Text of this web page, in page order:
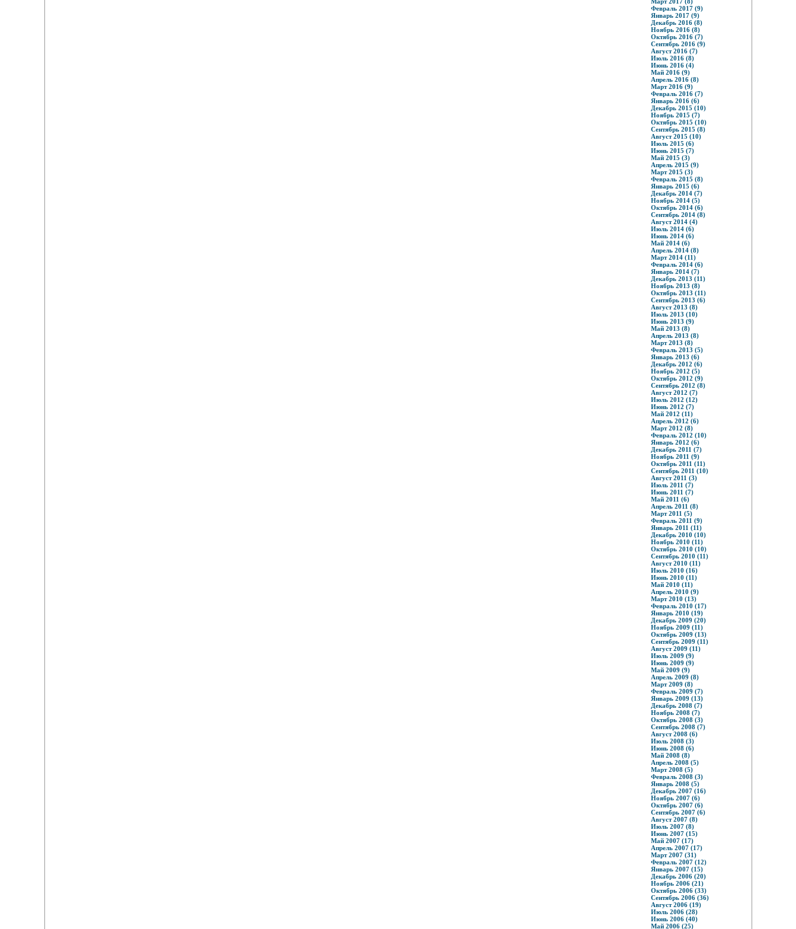
Февраль 2017 (9)
Январь 2017 (9)
Декабрь 2016 (8)
Ноябрь 2016 (8)
Октябрь 2016 (7)
Сентябрь 2016 (9)
Август 2016 (7)
Июль 2016 (8)
Июнь 2016 (4)
Май 2016 (9)
Апрель 2016 (8)
Март 2016 (9)
Февраль 2016 (7)
Январь 2016 (6)
Декабрь 2015 (10)
Ноябрь 2015 (7)
Октябрь 2015 (10)
Сентябрь 2015 (8)
Август 2015 (10)
Июль 2015 (6)
Июнь 2015 (7)
Май 2015 (3)
Апрель 2015 (9)
Март 2015 (3)
Февраль 2015 (8)
Январь 2015 (6)
Декабрь 2014 (7)
Ноябрь 2014 (5)
Октябрь 2014 (6)
Сентябрь 2014 (8)
Август 2014 (4)
Июль 2014 (6)
Июнь 2014 (6)
Май 2014 (6)
Апрель 2014 (8)
Март 2014 (11)
Февраль 2014 (6)
Январь 2014 (7)
Декабрь 2013 (11)
Ноябрь 2013 (8)
Октябрь 2013 (11)
Сентябрь 2013 (6)
Август 2013 (8)
Июль 2013 (10)
Июнь 2013 (9)
Май 2013 (8)
Апрель 2013 (8)
Март 2013 (8)
Февраль 2013 (5)
Январь 2013 (6)
Декабрь 2012 (6)
Ноябрь 2012 (5)
Октябрь 2012 (9)
Сентябрь 2012 (8)
Август 2012 (7)
Июль 2012 (12)
Июнь 2012 (7)
Май 2012 (11)
Апрель 2012 (6)
Март 2012 (8)
Февраль 2012 (10)
Январь 2012 (6)
Декабрь 2011 (7)
Ноябрь 2011 (9)
Октябрь 2011 (11)
Сентябрь 2011 (10)
Август 2011 (3)
Июль 2011 (7)
Июнь 2011 (7)
Май 2011 (6)
Апрель 2011 (8)
Март 2011 (5)
Февраль 2011 (9)
Январь 2011 (11)
Декабрь 2010 (10)
Ноябрь 2010 (11)
Октябрь 2010 (10)
Сентябрь 2010 (11)
Август 2010 (11)
Июль 2010 (16)
Июнь 2010 (11)
Май 2010 (11)
Апрель 2010 (9)
Март 2010 (13)
Февраль 2010 (17)
Январь 2010 (19)
Декабрь 2009 (20)
Ноябрь 2009 (11)
Октябрь 2009 (13)
Сентябрь 2009 (11)
Август 2009 (11)
Июль 2009 (9)
Июнь 2009 (9)
Май 2009 (9)
Апрель 2009 (8)
Март 2009 (8)
Февраль 2009 (7)
Январь 2009 (13)
Декабрь 2008 (7)
Ноябрь 2008 (7)
Октябрь 2008 (3)
Сентябрь 2008 (7)
Август 2008 (6)
Июль 2008 (3)
Июнь 2008 (6)
Май 2008 (8)
Апрель 2008 (5)
Март 2008 (5)
Февраль 2008 (3)
Январь 2008 (5)
Декабрь 2007 (16)
Ноябрь 2007 (6)
Октябрь 2007 (6)
Сентябрь 2007 (6)
Август 2007 (8)
Июль 2007 (8)
Июнь 2007 (15)
Май 2007 (17)
Апрель 2007 (17)
Март 2007 (31)
Февраль 2007 (12)
Январь 2007 (15)
Декабрь 2006 (20)
Ноябрь 2006 (21)
Октябрь 2006 (33)
Сентябрь 2006 (36)
Август 2006 (19)
Июль 2006 (28)
Июнь 2006 (40)
Май 2006 (25)